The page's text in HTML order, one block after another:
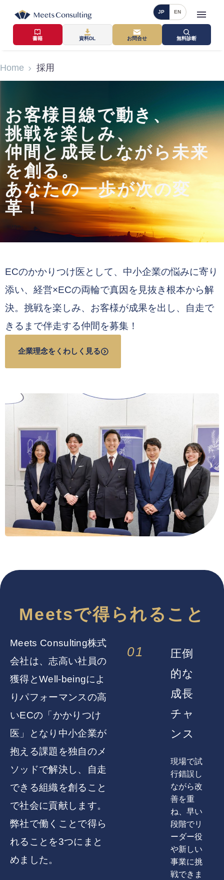
書籍 資料DL お問合せ 無料診断
JP EN
Home 採用
お客様目線で動き、
挑戦を楽しみ、
仲間と成長しながら未来
を創る。
あなたの一歩が次の変
革！
ECのかかりつけ医として、中小企業の悩みに寄り
添い、経営×ECの両輪で真因を見抜き根本から解
決。挑戦を楽しみ、お客様が成果を出し、自走で
きるまで伴走する仲間を募集！
企業理念をくわしく見る
Meetsで得られること
Meets Consulting株式
会社は、志高い社員の
獲得とWell-beingによ
りパフォーマンスの高
いECの「かかりつけ
医」となり中小企業が
抱える課題を独自のメ
ソッドで解決し、自走
できる組織を創ること
で社会に貢献します。
弊社で働くことで得ら
れることを3つにまと
めました。
01
圧倒
的な
成長
チャ
ンス
現場で試
行錯誤し
ながら改
善を重
ね、早い
段階でリ
ーダー役
や新しい
事業に挑
戦できま